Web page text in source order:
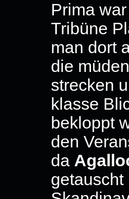
Prima
Tribüne
man dort
die
strecken
klasse
bekloppt
den
da
getauscht